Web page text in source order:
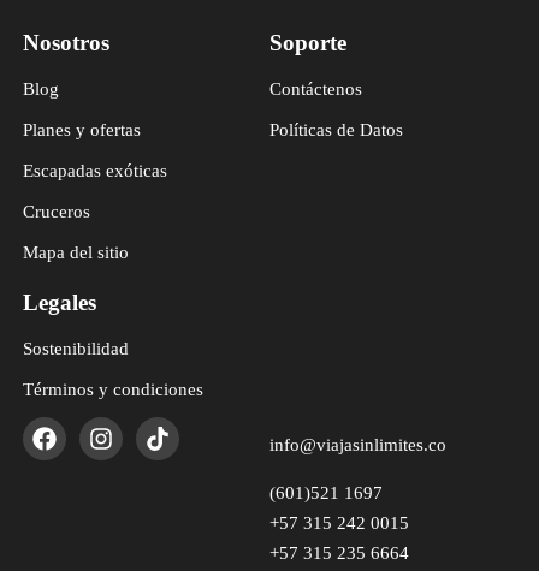
Nosotros
Blog
Planes y ofertas
Escapadas exóticas
Cruceros
Mapa del sitio
Soporte
Contáctenos
Políticas de Datos
Legales
Sostenibilidad
Términos y condiciones
info@viajasinlimites.co
(601)521 1697
+57 315 242 0015
+57 315 235 6664